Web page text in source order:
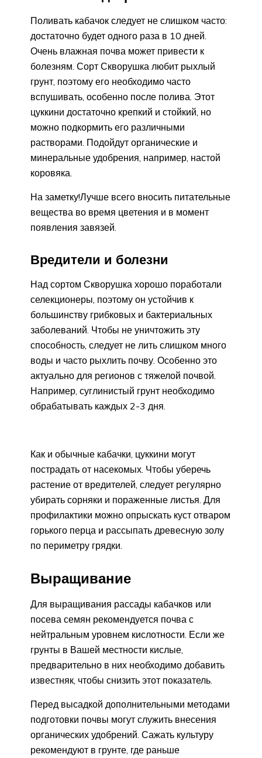
Поливать кабачок следует не слишком часто:
достаточно будет одного раза в 10 дней.
Очень влажная почва может привести к
болезням. Сорт Скворушка любит рыхлый
грунт, поэтому его необходимо часто
вспушивать, особенно после полива. Этот
цуккини достаточно крепкий и стойкий, но
можно подкормить его различными
растворами. Подойдут органические и
минеральные удобрения, например, настой
коровяка.
На заметку!Лучше всего вносить питательные
вещества во время цветения и в момент
появления завязей.
Вредители и болезни
Над сортом Скворушка хорошо поработали
селекционеры, поэтому он устойчив к
большинству грибковых и бактериальных
заболеваний. Чтобы не уничтожить эту
способность, следует не лить слишком много
воды и часто рыхлить почву. Особенно это
актуально для регионов с тяжелой почвой.
Например, суглинистый грунт необходимо
обрабатывать каждых 2-3 дня.
Как и обычные кабачки, цуккини могут
пострадать от насекомых. Чтобы уберечь
растение от вредителей, следует регулярно
убирать сорняки и пораженные листья. Для
профилактики можно опрыскать куст отваром
горького перца и рассыпать древесную золу
по периметру грядки.
Выращивание
Для выращивания рассады кабачков или
посева семян рекомендуется почва с
нейтральным уровнем кислотности. Если же
грунты в Вашей местности кислые,
предварительно в них необходимо добавить
известняк, чтобы снизить этот показатель.
Перед высадкой дополнительными методами
подготовки почвы могут служить внесения
органических удобрений. Сажать культуру
рекомендуют в грунте, где раньше